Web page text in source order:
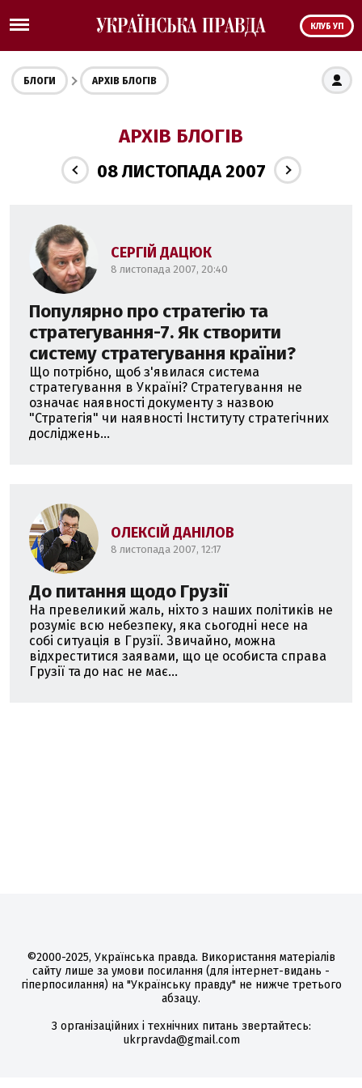
КЛУБ УП
БЛОГИ АРХІВ БЛОГІВ
АРХІВ БЛОГІВ
08 ЛИСТОПАДА 2007
СЕРГІЙ ДАЦЮК
8 листопада 2007, 20:40
Популярно про стратегію та
стратегування-7. Як створити
систему стратегування країни?
Що потрібно, щоб з'явилася система
стратегування в Україні? Стратегування не
означає наявності документу з назвою
"Стратегія" чи наявності Інституту стратегічних
досліджень...
ОЛЕКСІЙ ДАНІЛОВ
8 листопада 2007, 12:17
До питання щодо Грузії
На превеликий жаль, ніхто з наших політиків не
розуміє всю небезпеку, яка сьогодні несе на
собі ситуація в Грузії. Звичайно, можна
відхреститися заявами, що це особиста справа
Грузії та до нас не має...
©2000-2025, Українська правда. Використання матеріалів
сайту лише за умови посилання (для інтернет-видань -
гіперпосилання) на "Українську правду" не нижче третього
абзацу.
З організаційних і технічних питань звертайтесь:
ukrpravda@gmail.com